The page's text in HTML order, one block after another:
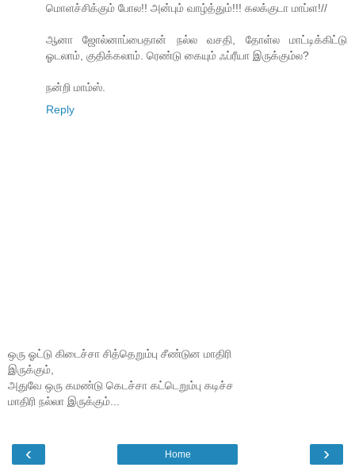
மொளச்சிக்கும் ​போல!! அன்பும் வாழ்த்தும்!!! கலக்குடா மாப்ள!//
ஆனா ஜோல்னாப்பைதான் நல்ல வசதி, தோள்ல மாட்டிக்கிட்டு
ஓடலாம், குதிக்கலாம். ரெண்டு கையும் ஃப்ரீயா இருக்கும்ல?
நன்றி மாம்ஸ்.
Reply
ஒரு ஓட்டு கிடைச்சா சித்தெறும்பு சீண்டுன மாதிரி
இருக்கும்,
அதுவே ஒரு கமண்டு கெடச்சா கட்டெறும்பு கடிச்ச
மாதிரி நல்லா இருக்கும்...
‹ ›
Home